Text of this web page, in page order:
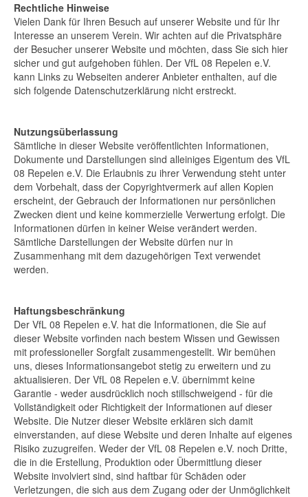
Rechtliche Hinweise
Vielen Dank für Ihren Besuch auf unserer Website und für Ihr
Interesse an unserem Verein. Wir achten auf die Privatsphäre
der Besucher unserer Website und möchten, dass Sie sich hier
sicher und gut aufgehoben fühlen. Der VfL 08 Repelen e.V.
kann Links zu Webseiten anderer Anbieter enthalten, auf die
sich folgende Datenschutzerklärung nicht erstreckt.
Nutzungsüberlassung
Sämtliche in dieser Website veröffentlichten Informationen,
Dokumente und Darstellungen sind alleiniges Eigentum des VfL
08 Repelen e.V. Die Erlaubnis zu ihrer Verwendung steht unter
dem Vorbehalt, dass der Copyrightvermerk auf allen Kopien
erscheint, der Gebrauch der Informationen nur persönlichen
Zwecken dient und keine kommerzielle Verwertung erfolgt. Die
Informationen dürfen in keiner Weise verändert werden.
Sämtliche Darstellungen der Website dürfen nur in
Zusammenhang mit dem dazugehörigen Text verwendet
werden.
Haftungsbeschränkung
Der VfL 08 Repelen e.V. hat die Informationen, die Sie auf
dieser Website vorfinden nach bestem Wissen und Gewissen
mit professioneller Sorgfalt zusammengestellt. Wir bemühen
uns, dieses Informationsangebot stetig zu erweitern und zu
aktualisieren. Der VfL 08 Repelen e.V. übernimmt keine
Garantie - weder ausdrücklich noch stillschweigend - für die
Vollständigkeit oder Richtigkeit der Informationen auf dieser
Website. Die Nutzer dieser Website erklären sich damit
einverstanden, auf diese Website und deren Inhalte auf eigenes
Risiko zuzugreifen. Weder der VfL 08 Repelen e.V. noch Dritte,
die in die Erstellung, Produktion oder Übermittlung dieser
Website involviert sind, sind haftbar für Schäden oder
Verletzungen, die sich aus dem Zugang oder der Unmöglichkeit